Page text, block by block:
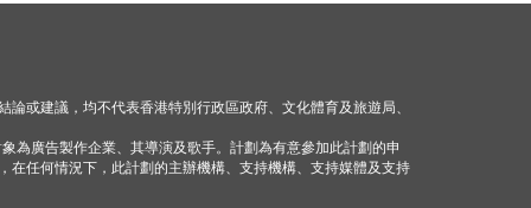
或建議，均不代表香港特別行政區政府、文化體育及旅遊局、
為廣告製作企業、其導演及歌手。計劃為有意參加此計劃的申
任何情況下，此計劃的主辦機構、支持機構、支持媒體及支持